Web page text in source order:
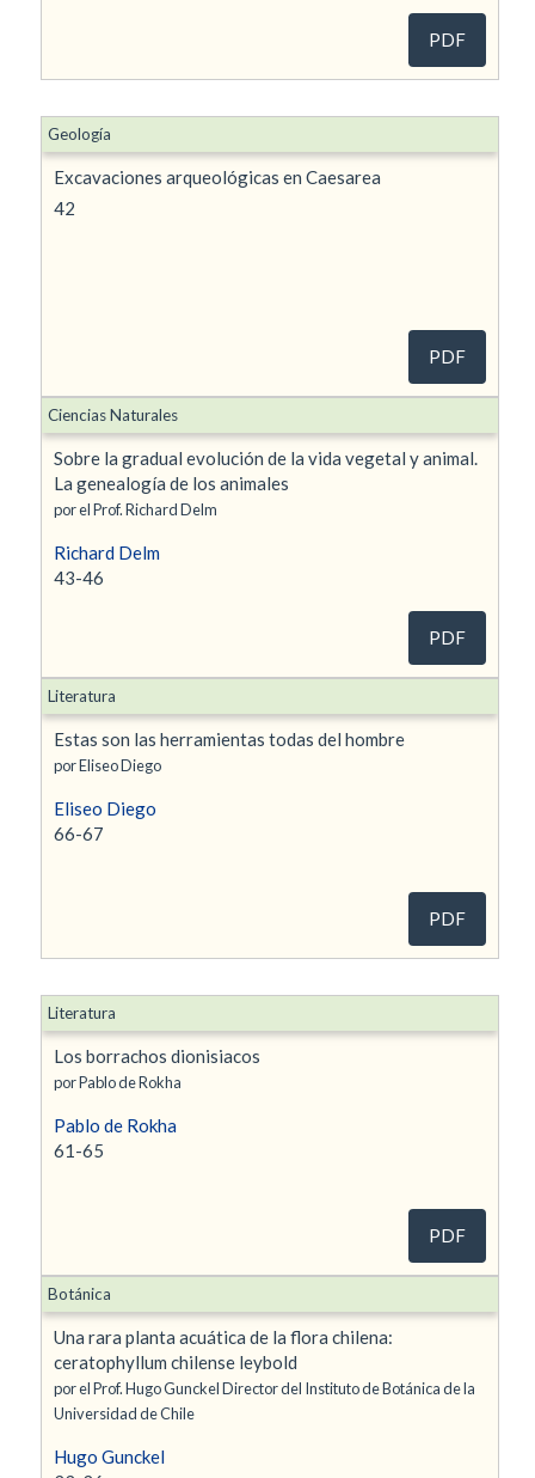
PDF
Excavaciones arqueológicas en Caesarea
42
Geología
PDF
Sobre la gradual evolución de la vida vegetal y animal.
La genealogía de los animales
por el Prof. Richard Delm
Richard Delm
43-46
Ciencias Naturales
PDF
Estas son las herramientas todas del hombre
por Eliseo Diego
Eliseo Diego
66-67
Literatura
PDF
Los borrachos dionisiacos
por Pablo de Rokha
Pablo de Rokha
61-65
Literatura
PDF
Una rara planta acuática de la flora chilena:
ceratophyllum chilense leybold
por el Prof. Hugo Gunckel Director del Instituto de Botánica de la
Universidad de Chile
Hugo Gunckel
Botánica